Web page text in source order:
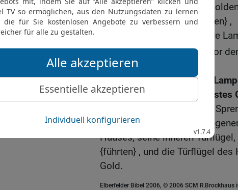
{brauchte} , und zwar den
denen die Schaubrote {liegen} ,
und die Leuchter und ihre
sie gemäß der Vorschrift vor
lassen,
21 und die Blüten und die
Gold – das {alles} war reinstes
und die Messer und die
die Feuerbecken aus
Hauses, seine inneren
{führten} , und die Türflügel
Gold.
Elberfelder Bibel 2006, © 2006 SCM